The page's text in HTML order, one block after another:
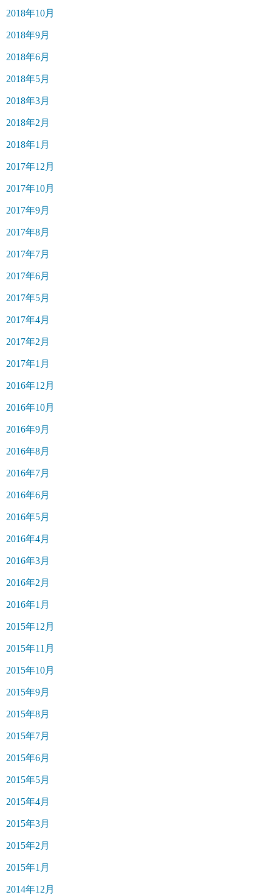
2018年10月
2018年9月
2018年6月
2018年5月
2018年3月
2018年2月
2018年1月
2017年12月
2017年10月
2017年9月
2017年8月
2017年7月
2017年6月
2017年5月
2017年4月
2017年2月
2017年1月
2016年12月
2016年10月
2016年9月
2016年8月
2016年7月
2016年6月
2016年5月
2016年4月
2016年3月
2016年2月
2016年1月
2015年12月
2015年11月
2015年10月
2015年9月
2015年8月
2015年7月
2015年6月
2015年5月
2015年4月
2015年3月
2015年2月
2015年1月
2014年12月